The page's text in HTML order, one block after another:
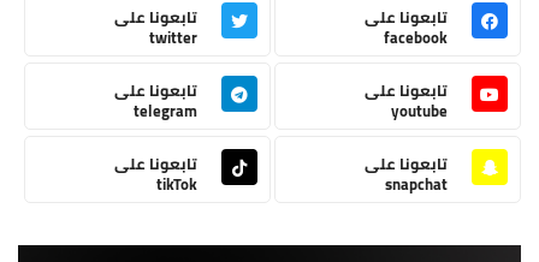
تابعونا على
facebook
تابعونا على
twitter
تابعونا على
youtube
تابعونا على
telegram
تابعونا على
snapchat
تابعونا على
tikTok